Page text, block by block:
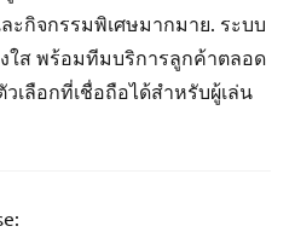
ะกิจกรรมพิเศษมากมาย. ระบบ
ใส พร้อมทีมบริการลูกค้าตลอด
เลือกที่เชื่อถือได้สำหรับผู้เล่น